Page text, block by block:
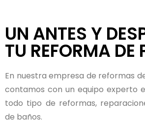
UN ANTES Y
TU REFORMA DE
En nuestra empresa de reformas
contamos con un equipo experto
todo tipo de reformas,
de baños.